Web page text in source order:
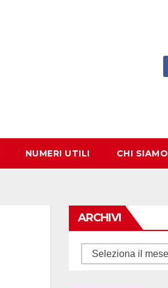
NUMERI UTILI CHI SIAMO
ARCHIVI
Archivi